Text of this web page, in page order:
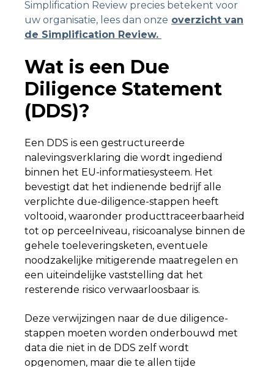
Simplification Review precies betekent voor
uw organisatie, lees dan onze overzicht van
de Simplification Review.
Wat is een Due
Diligence Statement
(DDS)?
Een DDS is een gestructureerde
nalevingsverklaring die wordt ingediend
binnen het EU-informatiesysteem. Het
bevestigt dat het indienende bedrijf alle
verplichte due-diligence-stappen heeft
voltooid, waaronder producttraceerbaarheid
tot op perceelniveau, risicoanalyse binnen de
gehele toeleveringsketen, eventuele
noodzakelijke mitigerende maatregelen en
een uiteindelijke vaststelling dat het
resterende risico verwaarloosbaar is.
Deze verwijzingen naar de due diligence-
stappen moeten worden onderbouwd met
data die niet in de DDS zelf wordt
opgenomen, maar die te allen tijde